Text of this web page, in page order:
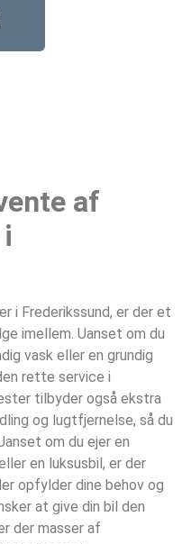
af
i Frederikssund, er der et
imellem. Uanset om du
vask eller en grundig
rette service i
tilbyder også ekstra
og lugtfjernelse, så du
om du ejer en
en luksusbil, er der
opfylder dine behov og
at give din bil den
der masser af